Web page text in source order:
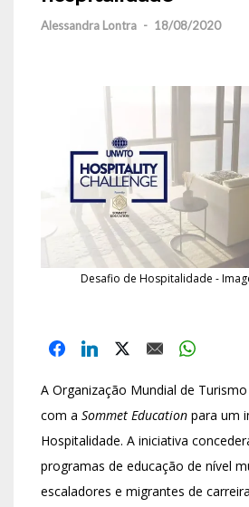
Alessandra Lontra - 18/08/2020
Desafio de Hospitalidade -
A Organização Mundial de
com a Sommet Education para um
Hospitalidade. A iniciativa
programas de educação de nível
escaladores e migrantes de